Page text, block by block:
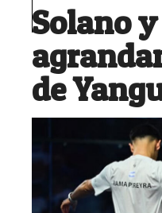
Solano
de